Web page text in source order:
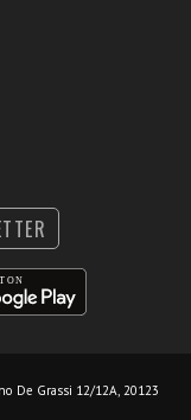
De Grassi 12/12A, 20123